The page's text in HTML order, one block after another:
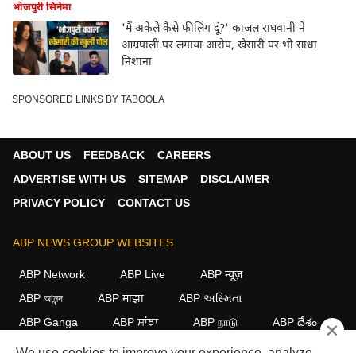
भोजपुरी सिनेमा
'मैं अकेले कैसे फीलिंग दूं?' काजल राघवानी ने
आम्रपाली पर लगाया आरोप, खेसारी पर भी साधा
निशाना
SPONSORED LINKS BY TABOOLA
ABOUT US FEEDBACK
CAREERS
ADVERTISE WITH US
SITEMAP
DISCLAIMER
PRIVACY POLICY
CONTACT US
ABP NEWS GROUP WEBSITES
ABP Network ABP Live
ABP न्यूज़
ABP আনন্দ
ABP माझा
ABP અસ્મિતા
ABP Ganga
ABP ਸਾਂਝਾ ABP நாடு ABP దేశం ×